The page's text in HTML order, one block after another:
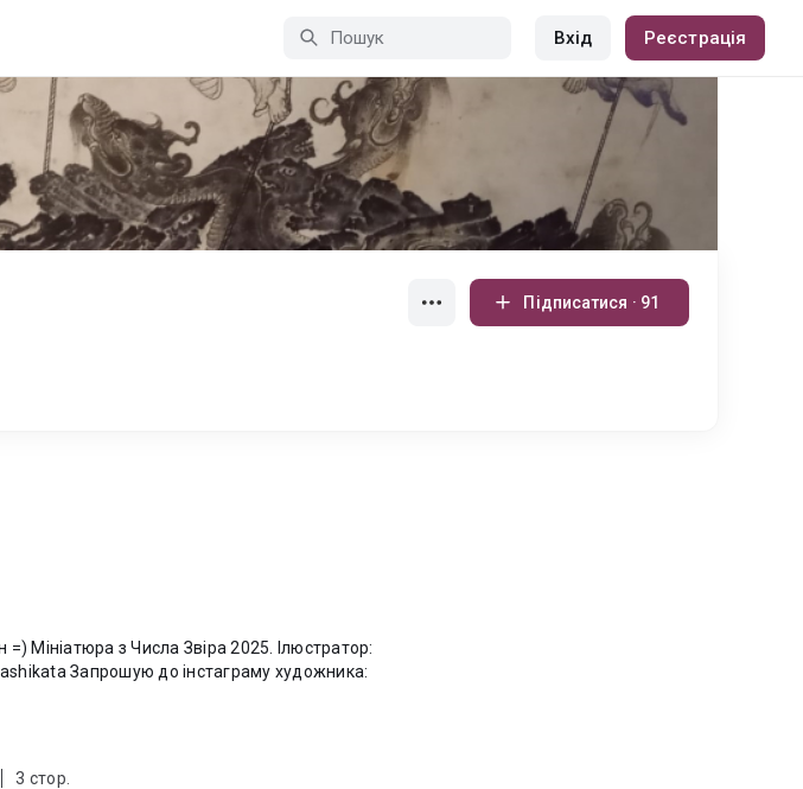
Вхід Реєстрація
Підписатися · 91
з Числа Звіра 2025. Ілюстратор:
художника:
3 стор.